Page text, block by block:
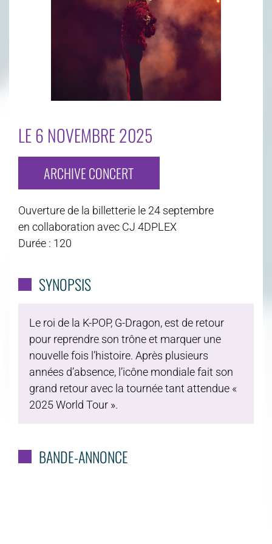
LE 6 NOVEMBRE 2025
ARCHIVE CONCERT
Ouverture de la billetterie le 24 septembre
en collaboration avec CJ 4DPLEX
Durée : 120
SYNOPSIS
Le roi de la K-POP, G-Dragon, est de retour
pour reprendre son trône et marquer une
nouvelle fois l’histoire. Après plusieurs
années d’absence, l’icône mondiale fait son
grand retour avec la tournée tant attendue «
2025 World Tour ».
BANDE-ANNONCE